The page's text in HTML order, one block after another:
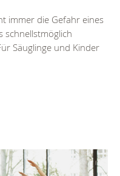
immer die Gefahr eines
schnellstmöglich
Säuglinge und Kinder